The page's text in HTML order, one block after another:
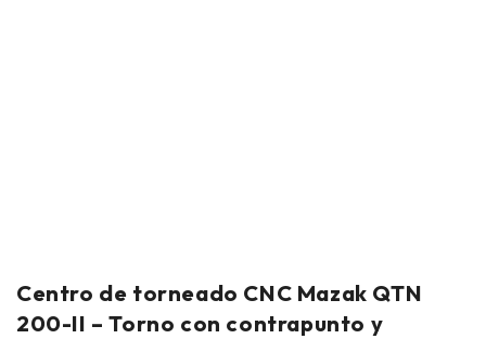
Centro de torneado CNC Mazak QTN
200-II – Torno con contrapunto y